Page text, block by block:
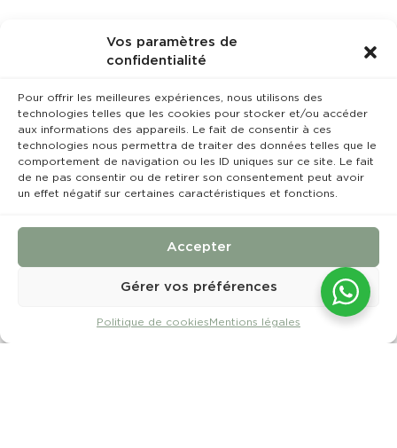
Vos paramètres de
confidentialité
Pour offrir les meilleures expériences, nous utilisons des
technologies telles que les cookies pour stocker et/ou accéder
aux informations des appareils. Le fait de consentir à ces
technologies nous permettra de traiter des données telles que le
comportement de navigation ou les ID uniques sur ce site. Le fait
de ne pas consentir ou de retirer son consentement peut avoir
un effet négatif sur certaines caractéristiques et fonctions.
Accepter
Gérer vos préférences
Politique de cookies Mentions légales
travailler en équipe sont des atouts que je suis
prête à mettre à votre service.
et reste ouverte à toute proposition de
collaboration. Je serais ravie de pouvoir échanger
avec vous sur les besoins spécifiques de votre
structure.
Je vous remercie par avance de l’attention
portée à ma candidature et vous prie d’agréer,